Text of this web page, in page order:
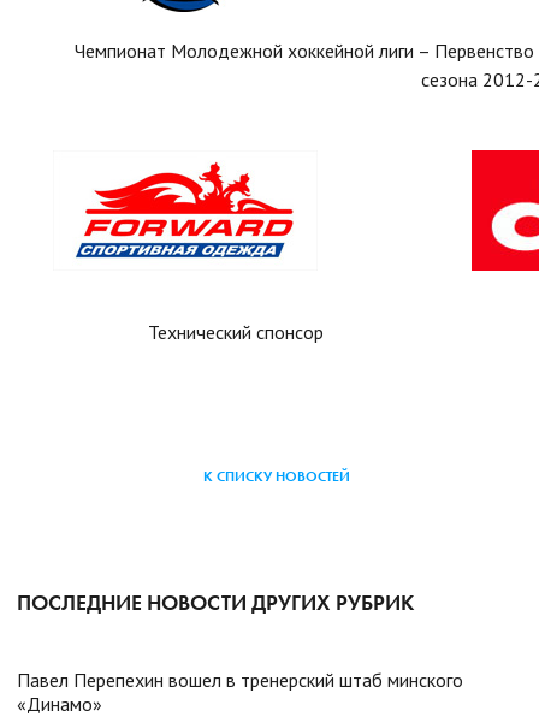
Чемпионат Молодежной хоккейной лиги –
сезона
Технический спонсор
К СПИСКУ НОВОСТЕЙ
ПОСЛЕДНИЕ НОВОСТИ ДРУГИХ РУБРИК
Павел Перепехин вошел в тренерский штаб минского
«Динамо»